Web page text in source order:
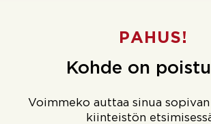
PAHUS!
Kohde on
Voimmeko auttaa sinua sopivan
kiinteistön